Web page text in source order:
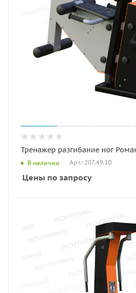
Тренажер разгибание ног
В наличии Арт.: 207.49.10
Цены по запросу